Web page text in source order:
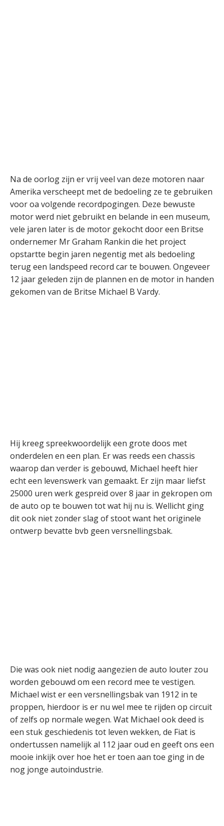
Na de oorlog zijn er vrij veel van deze motoren naar
Amerika verscheept met de bedoeling ze te gebruiken
voor oa volgende recordpogingen. Deze bewuste
motor werd niet gebruikt en belande in een museum,
vele jaren later is de motor gekocht door een Britse
ondernemer Mr Graham Rankin die het project
opstartte begin jaren negentig met als bedoeling
terug een landspeed record car te bouwen. Ongeveer
12 jaar geleden zijn de plannen en de motor in handen
gekomen van de Britse Michael B Vardy.
Hij kreeg spreekwoordelijk een grote doos met
onderdelen en een plan. Er was reeds een chassis
waarop dan verder is gebouwd, Michael heeft hier
echt een levenswerk van gemaakt. Er zijn maar liefst
25000 uren werk gespreid over 8 jaar in gekropen om
de auto op te bouwen tot wat hij nu is. Wellicht ging
dit ook niet zonder slag of stoot want het originele
ontwerp bevatte bvb geen versnellingsbak.
Die was ook niet nodig aangezien de auto louter zou
worden gebouwd om een record mee te vestigen.
Michael wist er een versnellingsbak van 1912 in te
proppen, hierdoor is er nu wel mee te rijden op circuit
of zelfs op normale wegen. Wat Michael ook deed is
een stuk geschiedenis tot leven wekken, de Fiat is
ondertussen namelijk al 112 jaar oud en geeft ons een
mooie inkijk over hoe het er toen aan toe ging in de
nog jonge autoindustrie.